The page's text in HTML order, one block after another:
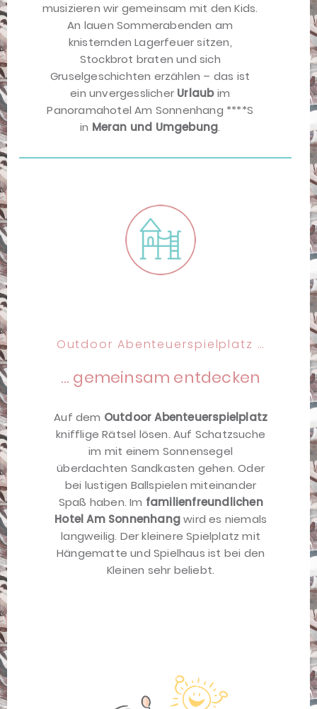
musizieren wir gemeinsam mit den Kids.
An lauen Sommerabenden am
knisternden Lagerfeuer sitzen,
Stockbrot braten und sich
Gruselgeschichten erzählen – das ist
ein unvergesslicher Urlaubim
Panoramahotel Am Sonnenhang ****S
in Meran und Umgebung.
Outdoor Abenteuerspielplatz …
… gemeinsam entdecken
Auf dem Outdoor Abenteuerspielplatz
knifflige Rätsel lösen. Auf Schatzsuche
im mit einem Sonnensegel
überdachten Sandkasten gehen. Oder
bei lustigen Ballspielen miteinander
Spaß haben. Im familienfreundlichen
Hotel Am Sonnenhangwird es niemals
langweilig. Der kleinere Spielplatz mit
Hängematte und Spielhaus ist bei den
Kleinen sehr beliebt.